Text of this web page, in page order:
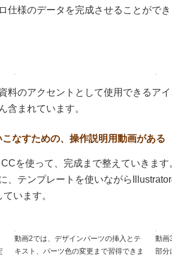
仕様のデータを完成させることができ
料のアクセントとして使用できるア
含まれています。
なすための、操作説明用動画がある
を使って、完成まで整えていきま
、テンプレートを使いながら
います。
動画2では、デザインパーツの挿入とテ
キスト、パーツ色の変更まで習得できま
動画
部分